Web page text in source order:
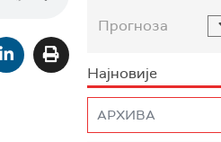
Прогноза
Најновије